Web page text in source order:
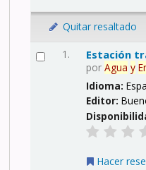
Quitar resaltado
1. Estación
porAgua y
Idioma:
Editor:
Hacer